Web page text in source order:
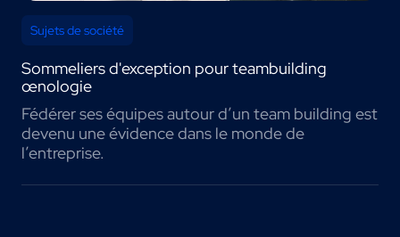
Sujets de société
Sommeliers d'exception pour teambuilding
œnologie
Fédérer ses équipes autour d’un team building est
devenu une évidence dans le monde de
l’entreprise.